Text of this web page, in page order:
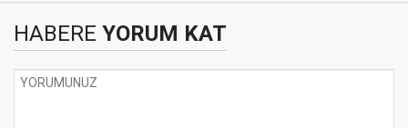
HABERE YORUM KAT